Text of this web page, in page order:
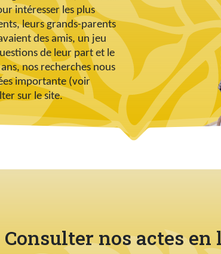
intéresser les plus
leurs grands-parents
des amis, un jeu
de leur part et le
nos recherches nous
importante (voir
sur le site.
Consulter nos actes en